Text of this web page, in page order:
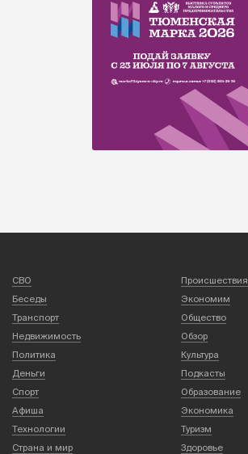
СВО
Происшествия
Беседы
Экономим
Транспорт
Общество
Недвижимость
Обзор
Политика
Культура
Деньги
Подкасты
Спорт
Образование
Афиша
Экономика
Технологии
Туризм
Страна и мир
Здоровье